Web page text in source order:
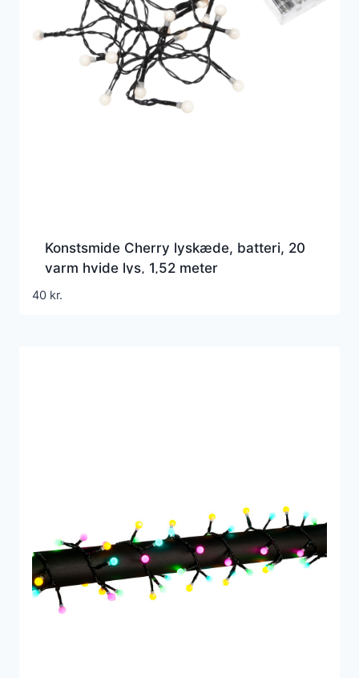
Konstsmide Cherry lyskæde, batteri, 20
varm hvide lys, 1,52 meter
40 kr.